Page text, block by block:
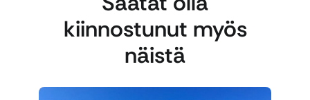
kiinnostunut myös
näistä